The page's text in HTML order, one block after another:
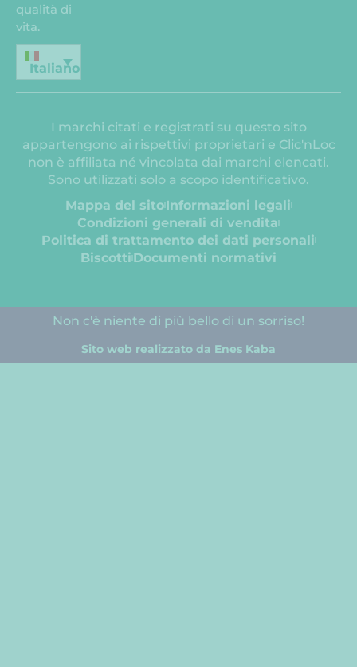
qualità di
vita.
Italiano
I marchi citati e registrati su questo sito
appartengono ai rispettivi proprietari e Clic'nLoc
non è affiliata né vincolata dai marchi elencati.
Sono utilizzati solo a scopo identificativo.
Mappa del sitoInformazioni legali
Condizioni generali di vendita
Politica di trattamento dei dati personali
Biscotti Documenti normativi
Non c'è niente di più bello di un sorriso!
Sito web realizzato da Enes Kaba